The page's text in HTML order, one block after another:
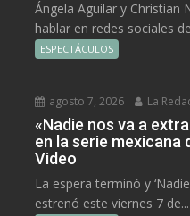
Ángela Aguilar y Christian
hablar en redes sociales
ESPECTÁCULOS
agosto 7, 2026 La
«Nadie nos va a
en la serie mexicana
Video
La espera terminó y
estrenó este viernes 7 de...